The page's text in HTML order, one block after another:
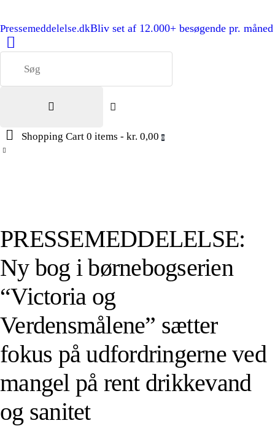
Pressemeddelelse.dkBliv set af 12.000+ besøgende pr. måned
Shopping Cart 0 items - kr. 0,00 0
PRESSEMEDDELELSE:
Ny bog i børnebogserien
“Victoria og
Verdensmålene” sætter
fokus på udfordringerne ved
mangel på rent drikkevand
og sanitet